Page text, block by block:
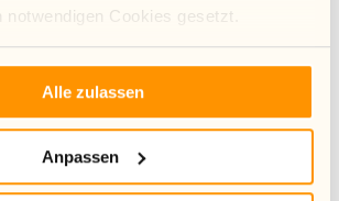
Cookies gesetzt.
von Cookies finden Sie in
Alle zulassen
Anpassen